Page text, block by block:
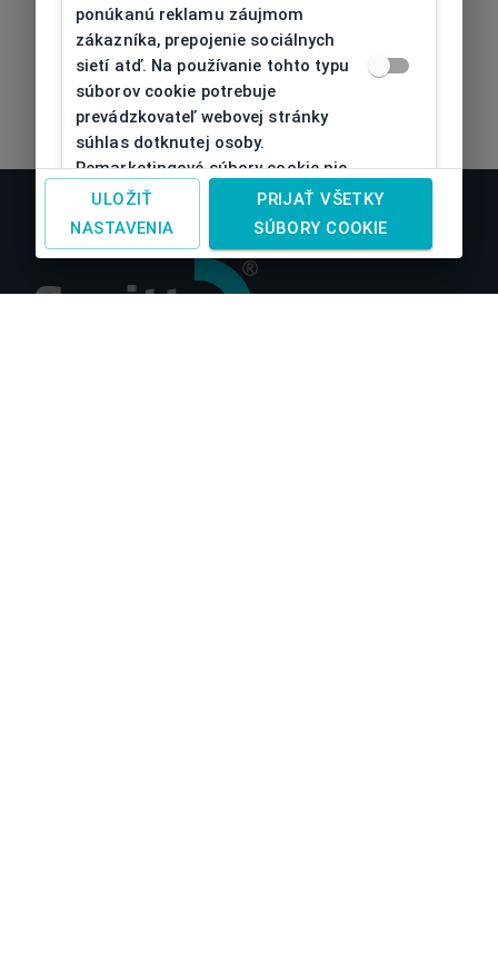
ponúkanú reklamu záujmom
zákazníka, prepojenie sociálnych
sietí atď. Na používanie tohto typu
súborov cookie potrebuje
prevádzkovateľ webovej stránky
súhlas dotknutej osoby.
Remarketingové súbory cookie nie
je možné bez takéhoto súhlasu
používať
ULOŽIŤ
NASTAVENIA
PRIJAŤ VŠETKY
SÚBORY COOKIE